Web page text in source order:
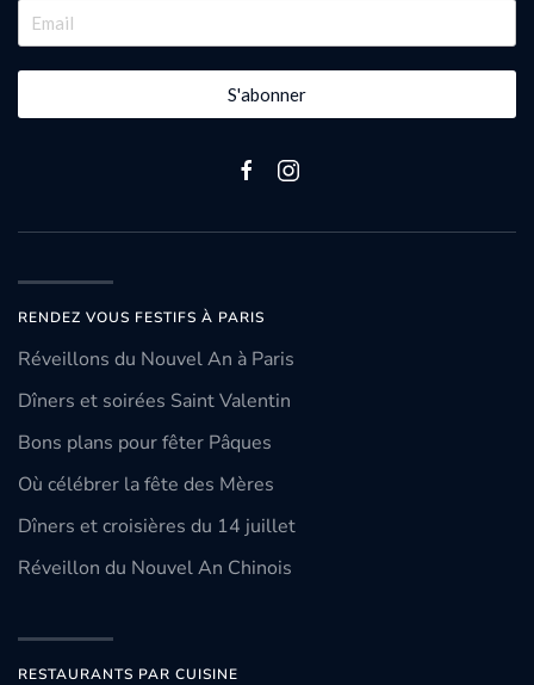
S'abonner
RENDEZ VOUS FESTIFS À PARIS
Réveillons du Nouvel An à Paris
Dîners et soirées Saint Valentin
Bons plans pour fêter Pâques
Où célébrer la fête des Mères
Dîners et croisières du 14 juillet
Réveillon du Nouvel An Chinois
RESTAURANTS PAR CUISINE